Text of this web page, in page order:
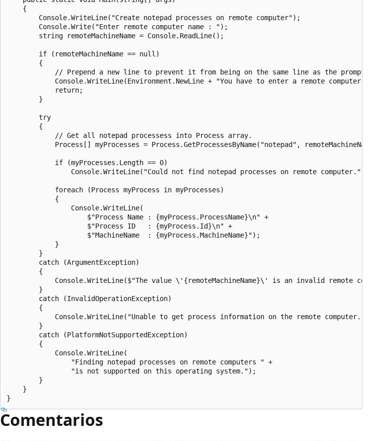
    {
        Console.WriteLine("Create notepad processes on remote computer");
        Console.Write("Enter remote computer name : ");
        string remoteMachineName = Console.ReadLine();
        if (remoteMachineName == null)
        {
            // Prepend a new line to prevent it from being on the same line as the prompt.
Console.WriteLine(Environment.NewLine + "You have to enter a remote computer
            return;
        }
        try
        {
            // Get all notepad processess into Process array.
Process[] myProcesses = Process.GetProcessesByName("notepad",
            if (myProcesses.Length == 0)
                Console.WriteLine("Could not find notepad processes on remote computer.");
            foreach (Process myProcess in myProcesses)
            {
                Console.WriteLine(
                    $"Process Name : {myProcess.ProcessName}\n" +
                    $"Process ID   : {myProcess.Id}\n" +
                    $"MachineName  : {myProcess.MachineName}");
            }
        }
        catch (ArgumentException)
        {
Console.WriteLine($"The value \'{remoteMachineName}\' is an invalid remote
        }
        catch (InvalidOperationException)
        {
            Console.WriteLine("Unable to get process information on the remote computer.");
        }
        catch (PlatformNotSupportedException)
        {
            Console.WriteLine(
                "Finding notepad processes on remote computers " +
                "is not supported on this operating system.");
        }
    }
Comentarios